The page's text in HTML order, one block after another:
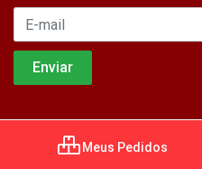
Meus Pedidos